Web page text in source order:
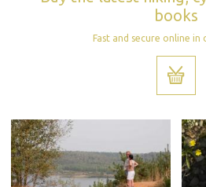
books
Fast and secure online in